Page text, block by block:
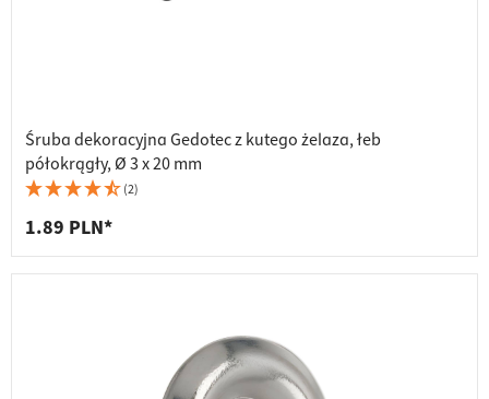
Śruba dekoracyjna Gedotec z kutego żelaza, łeb
półokrągły, Ø 3 x 20 mm
(2)
1.89 PLN*